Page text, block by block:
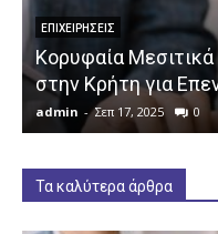
ΕΠΙΧΕΙΡΉΣΕΙΣ
Κορυφαία
στην Κρήτη για
admin - Σεπ 17, 2025 0
Τα καλύτερα άρθρα